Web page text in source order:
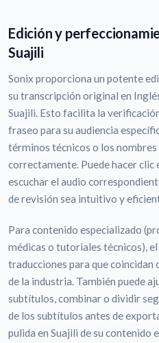
Edición y
Suajili
Sonix proporciona un potente
su transcripción original en
Suajili. Esto facilita la
fraseo para su audiencia
términos técnicos o los nombres
correctamente. Puede hacer clic
escuchar el audio
de revisión sea intuitivo y
Para contenido especializado
médicas o tutoriales técnicos),
traducciones para que
de la industria. También puede
subtítulos, combinar o dividir
de los subtítulos antes de
pulida en Suajili de su contenido